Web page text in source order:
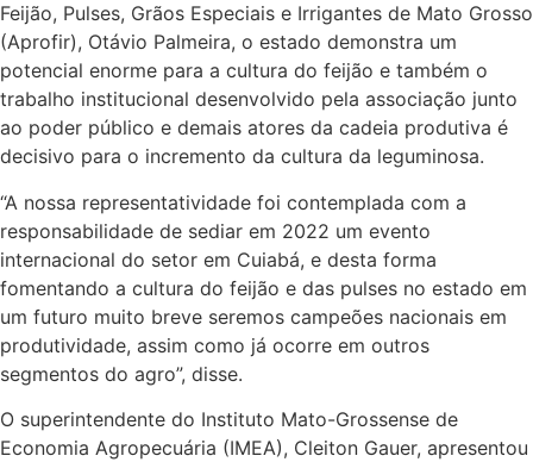
Feijão, Pulses, Grãos Especiais e Irrigantes de Mato Grosso
(Aprofir), Otávio Palmeira, o estado demonstra um
potencial enorme para a cultura do feijão e também o
trabalho institucional desenvolvido pela associação junto
ao poder público e demais atores da cadeia produtiva é
decisivo para o incremento da cultura da leguminosa.
“A nossa representatividade foi contemplada com a
responsabilidade de sediar em 2022 um evento
internacional do setor em Cuiabá, e desta forma
fomentando a cultura do feijão e das pulses no estado em
um futuro muito breve seremos campeões nacionais em
produtividade, assim como já ocorre em outros
segmentos do agro”, disse.
O superintendente do Instituto Mato-Grossense de
Economia Agropecuária (IMEA), Cleiton Gauer, apresentou